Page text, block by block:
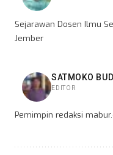
Sejarawan Dosen Ilmu
Jember
SATMOKO
EDITOR
Pemimpin redaksi